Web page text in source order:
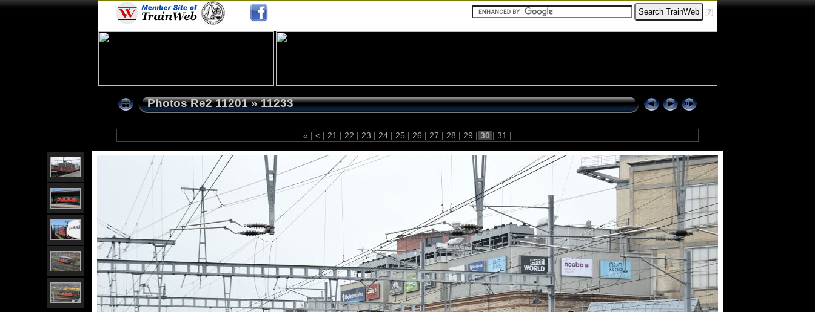
[?]
Photos Re2 11201»11233
« | < | 21 | 22 | 23 | 24 | 25 | 26 | 27 | 28 | 29 | 30 | 31 |